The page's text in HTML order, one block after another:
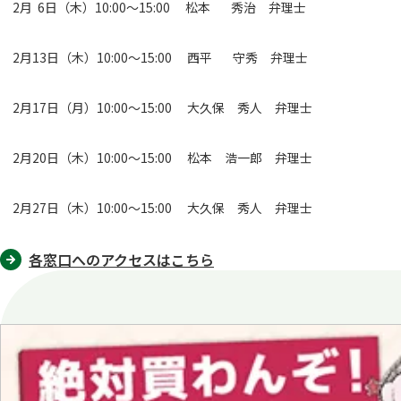
2月 6日（木）10:00～15:00 松本 秀治 弁理士
2月13日（木）10:00～15:00 西平 守秀 弁理士
2月17日（月）10:00～15:00 大久保 秀人 弁理士
2月20日（木）10:00～15:00 松本 浩一郎 弁理士
2月27日（木）10:00～15:00 大久保 秀人 弁理士
各窓口へのアクセスはこちら